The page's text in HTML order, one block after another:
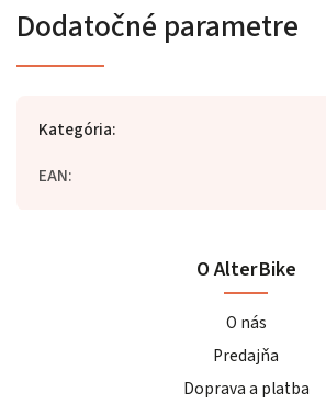
Dodatočné parametre
Kategória:
EAN:
O AlterBike
O nás
Predajňa
Doprava a platba